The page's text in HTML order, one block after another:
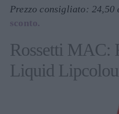
Prezzo consigliato: 24,50
sconto.
Rossetti MAC:
Liquid